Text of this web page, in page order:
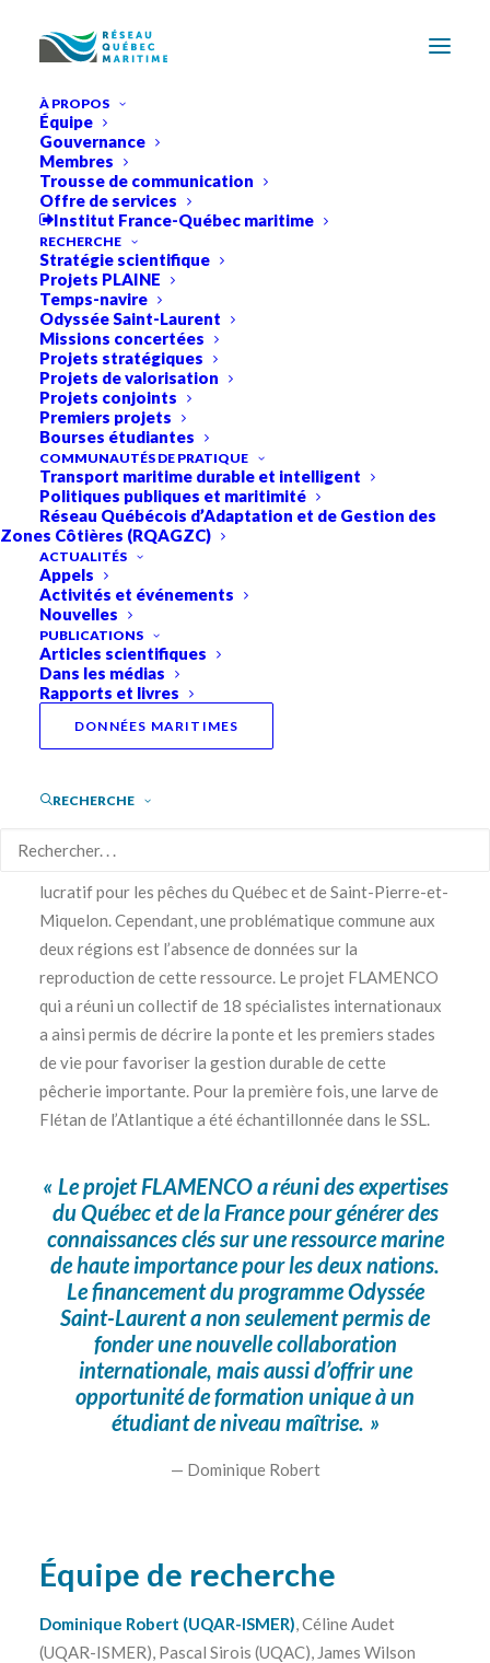
À PROPOS
Équipe
Gouvernance
Membres
Trousse de communication
Offre de services
Institut France-Québec maritime
RECHERCHE
Stratégie scientifique
Projets PLAINE
Temps-navire
Odyssée Saint-Laurent
Missions concertées
Projets stratégiques
Projets de valorisation
Projets conjoints
Premiers projets
Bourses étudiantes
COMMUNAUTÉS DE PRATIQUE
Transport maritime durable et intelligent
Politiques publiques et maritimité
Réseau Québécois d’Adaptation et de Gestion des
Zones Côtières (RQAGZC)
ACTUALITÉS
Appels
Activités et événements
Nouvelles
PUBLICATIONS
Articles scientifiques
Dans les médias
Rapports et livres
DONNÉES MARITIMES
RECHERCHE
PROJETS ODYSSÉE 2018-2020
FLétan Atlantique :
Migration ÉNergétique
et reproduCtiOn
(FLAMENCO)
Dernière mise à jour : Mai 2023
Le flétan de l’Atlantique est le poisson de fond le plus
lucratif pour les pêches du Québec et de Saint-Pierre-et-
Miquelon. Cependant, une problématique commune aux
deux régions est l’absence de données sur la
reproduction de cette ressource. Le projet FLAMENCO
qui a réuni un collectif de 18 spécialistes internationaux
a ainsi permis de décrire la ponte et les premiers stades
de vie pour favoriser la gestion durable de cette
pêcherie importante. Pour la première fois, une larve de
Flétan de l’Atlantique a été échantillonnée dans le SSL.
« Le projet FLAMENCO a réuni des expertises
du Québec et de la France pour générer des
connaissances clés sur une ressource marine
de haute importance pour les deux nations.
Le financement du programme Odyssée
Saint-Laurent a non seulement permis de
fonder une nouvelle collaboration
internationale, mais aussi d’offrir une
opportunité de formation unique à un
étudiant de niveau maîtrise. »
— Dominique Robert
Équipe de recherche
Dominique Robert (UQAR-ISMER), Céline Audet
(UQAR-ISMER), Pascal Sirois (UQAC), James Wilson